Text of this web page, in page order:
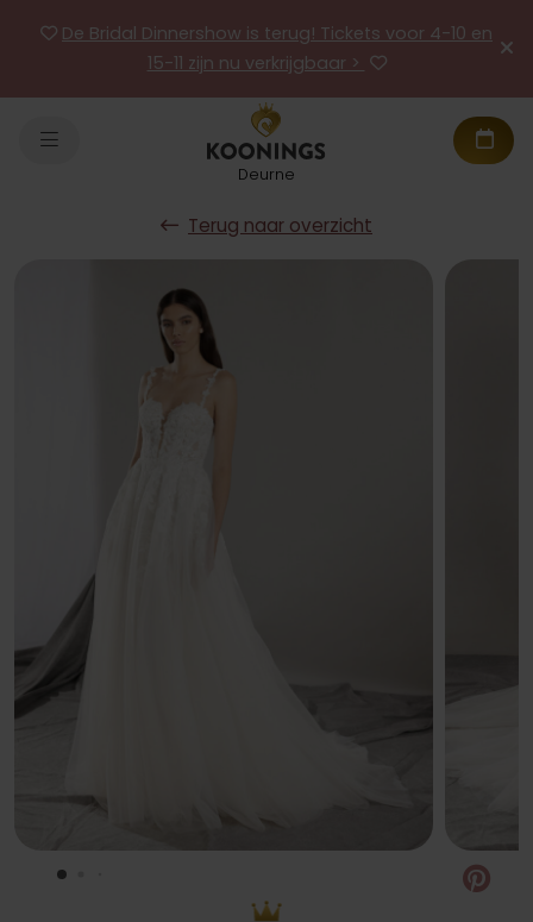
De Bridal Dinnershow is terug! Tickets voor 4-10 en
15-11 zijn nu verkrijgbaar >
Deurne
Terug naar overzicht